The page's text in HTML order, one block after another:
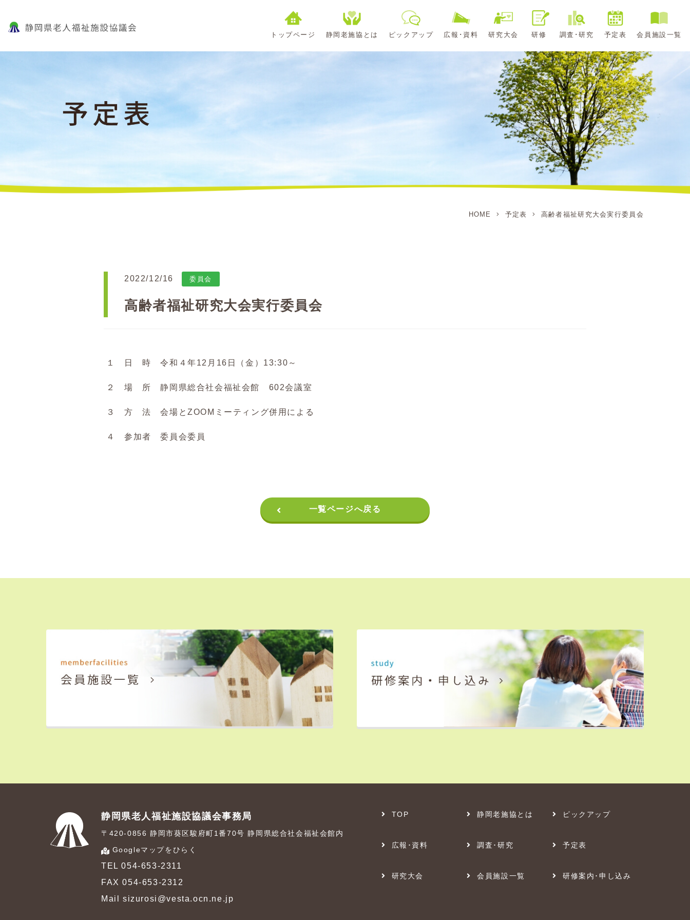
トップページ 静岡老施協とは ピックアップ 広報･資料 研究大会 研修 調査･研究 予定表 会員施設一覧
HOME 予定表 高齢者福祉研究大会実行委員会
2022/12/16 委員会
高齢者福祉研究大会実行委員会
１ 日 時 令和４年12月16日（金）13:30～
２ 場 所 静岡県総合社会福祉会館 602会議室
３ 方 法 会場とZOOMミーティング併用による
４ 参加者 委員会委員
一覧ページへ戻る
TOP 静岡老施協とは ピックアップ
広報･資料 調査･研究 予定表
研究大会 会員施設一覧 研修案内･申し込み
静岡県老人福祉施設協議会事務局
〒420-0856 静岡市葵区駿府町1番70号 静岡県総合社会福祉会館内
Googleマップをひらく
TEL 054-653-2311
FAX 054-653-2312
Mail sizurosi@vesta.ocn.ne.jp